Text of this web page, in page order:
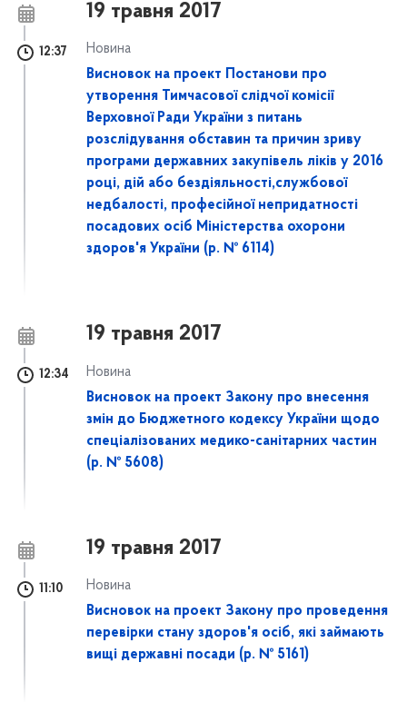
19 травня 2017
12:37
Новина
Висновок на проект Постанови про
утворення Тимчасової слідчої комісії
Верховної Ради України з питань
розслідування обставин та причин зриву
програми державних закупівель ліків у 2016
році, дій або бездіяльності,службової
недбалості, професійної непридатності
посадових осіб Міністерства охорони
здоров'я України (р. № 6114)
19 травня 2017
12:34
Новина
Висновок на проект Закону про внесення
змін до Бюджетного кодексу України щодо
спеціалізованих медико-санітарних частин
(р. № 5608)
19 травня 2017
11:10
Новина
Висновок на проект Закону про проведення
перевірки стану здоров'я осіб, які займають
вищі державні посади (р. № 5161)